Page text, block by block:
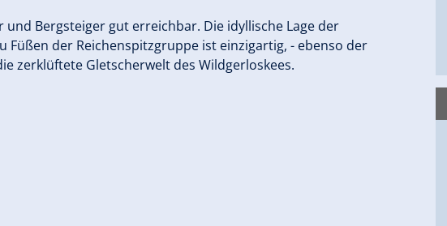
Bergsteiger gut erreichbar. Die idyllische Lage der
Füßen der Reichenspitzgruppe ist einzigartig, - ebenso der
zerklüftete Gletscherwelt des Wildgerloskees.